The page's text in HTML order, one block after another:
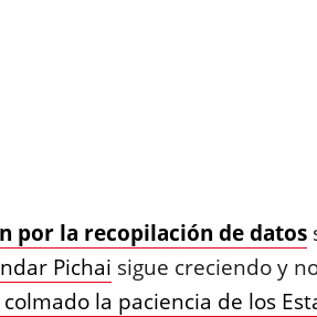
por la recopilación de datos
Pichai sigue creciendo y
la paciencia de los